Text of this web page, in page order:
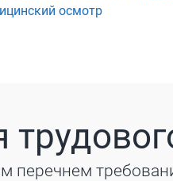
осмотр
перечнем